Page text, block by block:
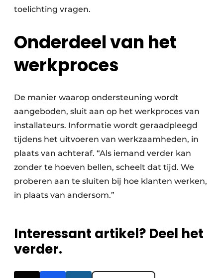
toelichting vragen.
Onderdeel van het
werkproces
De manier waarop ondersteuning wordt
aangeboden, sluit aan op het werkproces van
installateurs. Informatie wordt geraadpleegd
tijdens het uitvoeren van werkzaamheden, in
plaats van achteraf. “Als iemand verder kan
zonder te hoeven bellen, scheelt dat tijd. We
proberen aan te sluiten bij hoe klanten werken,
in plaats van andersom.”
Interessant artikel? Deel het
verder.